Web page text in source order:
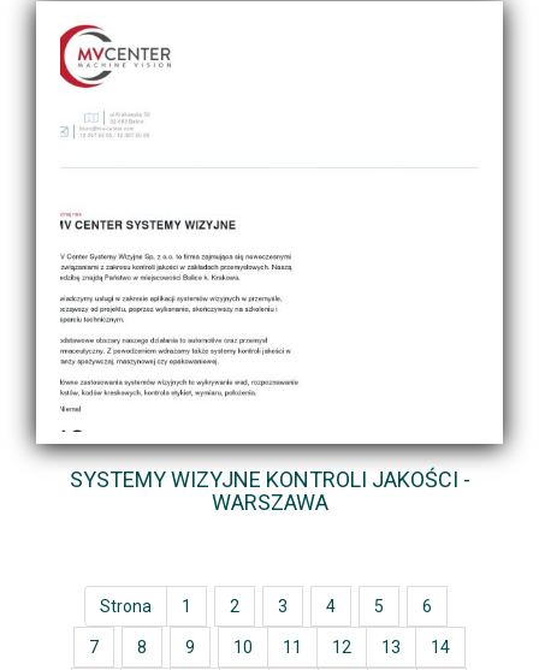
SYSTEMY WIZYJNE KONTROLI JAKOŚCI -
WARSZAWA
Strona 1 2 3 4 5 6
7 8 9 10 11 12 13 14